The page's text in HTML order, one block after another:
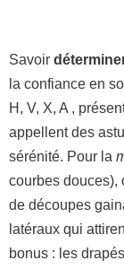
Savoir
la confiance en
H, V, X, A ,
appellent des
sérénité. Pour la
courbes douces),
de découpes
latéraux qui
bonus : les